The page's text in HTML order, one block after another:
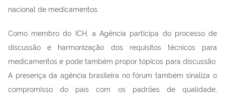
nacional de medicamentos.
Como membro do ICH, a Agência participa do processo de
discussão e harmonização dos requisitos técnicos para
medicamentos e pode também propor tópicos para discussão.
A presença da agência brasileira no fórum também sinaliza o
compromisso do país com os padrões de qualidade,